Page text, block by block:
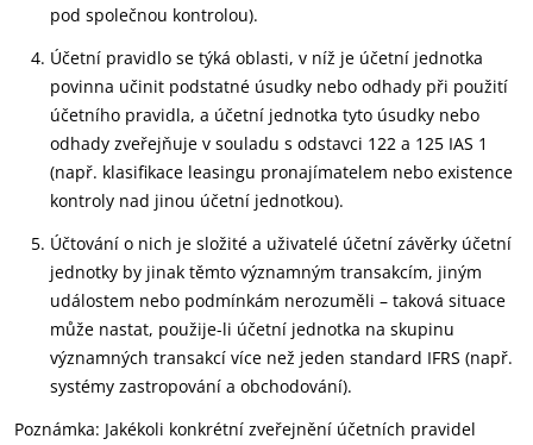
pod společnou kontrolou).
Účetní pravidlo se týká oblasti, v níž je účetní jednotka
povinna učinit podstatné úsudky nebo odhady při použití
účetního pravidla, a účetní jednotka tyto úsudky nebo
odhady zveřejňuje v souladu s odstavci 122 a 125 IAS 1
(např. klasifikace leasingu pronajímatelem nebo existence
kontroly nad jinou účetní jednotkou).
Účtování o nich je složité a uživatelé účetní závěrky účetní
jednotky by jinak těmto významným transakcím, jiným
událostem nebo podmínkám nerozuměli – taková situace
může nastat, použije-li účetní jednotka na skupinu
významných transakcí více než jeden standard IFRS (např.
systémy zastropování a obchodování).
Poznámka: Jakékoli konkrétní zveřejnění účetních pravidel